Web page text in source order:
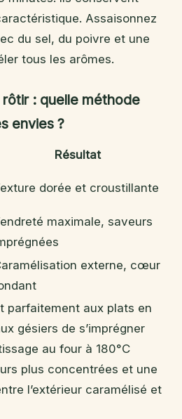
Assaisonnez
du sel, du poivre et une
tous les arômes.
: quelle méthode
envies ?
Résultat
dorée et croustillante
maximale, saveurs
externe, cœur
parfaitement aux plats en
gésiers de s’imprégner
au four à 180°C
plus concentrées et une
l’extérieur caramélisé et